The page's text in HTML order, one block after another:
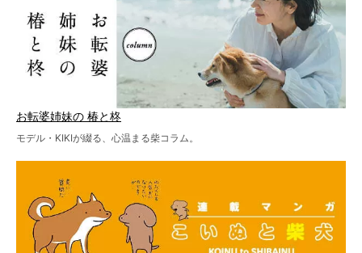
お転婆姉妹の 椿と柊
モデル・KIKIが綴る、心温まる柴コラム。